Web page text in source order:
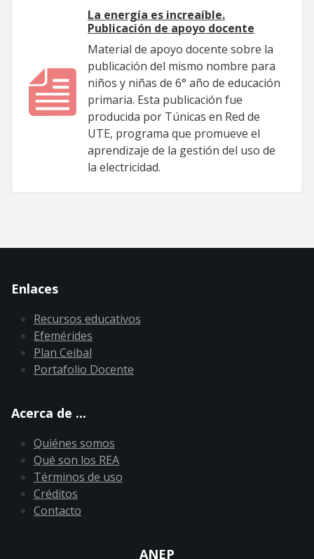
La energía es increaíble.
Publicación de apoyo docente
Material de apoyo docente sobre la
publicación del mismo nombre para
niños y niñas de 6° año de educación
primaria. Esta publicación fue
producida por Túnicas en Red de
UTE, programa que promueve el
aprendizaje de la gestión del uso de
la electricidad.
Enlaces
Recursos educativos
Efemérides
Plan Ceibal
Portafolio Docente
Acerca de ...
Quiénes somos
Qué son los REA
Términos de uso
Créditos
Contacto
ANEP